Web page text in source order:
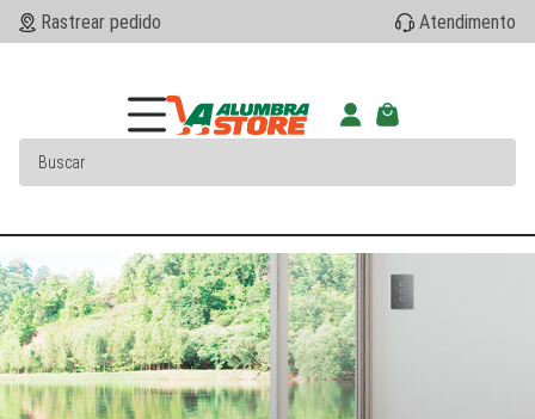
Rastrear pedido Atendimento